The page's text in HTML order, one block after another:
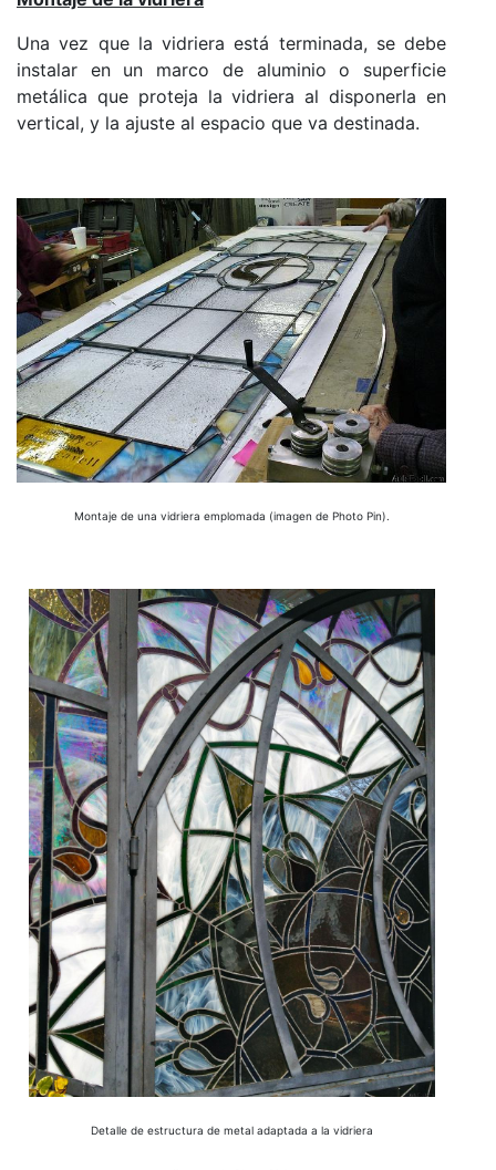
Una vez que la vidriera está terminada, se debe
instalar en un marco de aluminio o superficie
metálica que proteja la vidriera al disponerla en
vertical, y la ajuste al espacio que va destinada.
Montaje de una vidriera emplomada (imagen de Photo Pin).
Detalle de estructura de metal adaptada a la vidriera